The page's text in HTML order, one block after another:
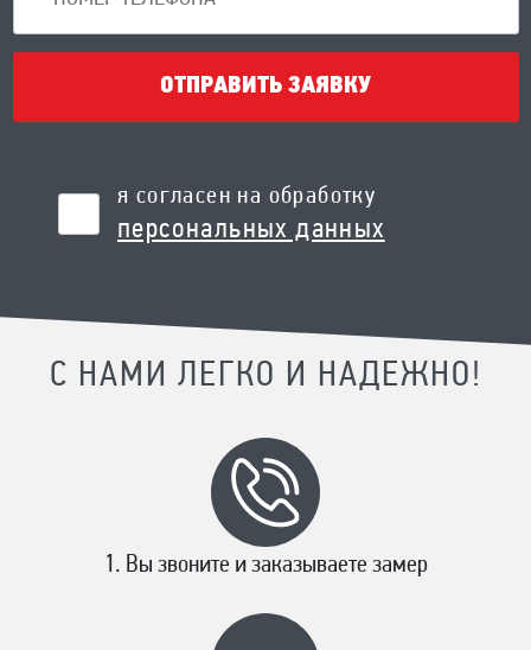
ОТПРАВИТЬ ЗАЯВКУ
я согласен на обработку
персональных данных
С НАМИ ЛЕГКО И НАДЕЖНО!
Вы звоните и заказываете замер